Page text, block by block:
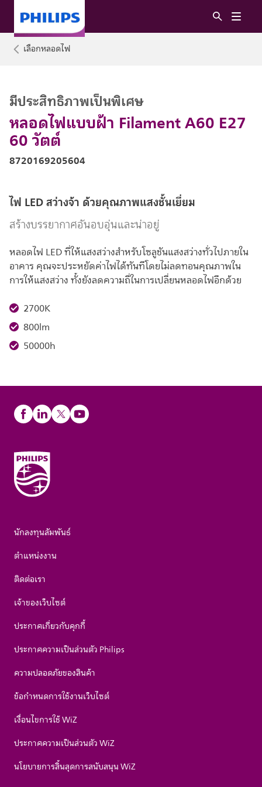
เลือกหลอดไฟ
หลอดไฟแบบฝ้า Filament A60 E27
60 วัตต์
มีประสิทธิภาพเป็นพิเศษ
8720169205604
ไฟ LED สว่างจ้า ด้วยคุณภาพแสงชั้นเยี่ยม
สร้างบรรยากาศอันอบอุ่นและน่าอยู่
หลอดไฟ LED ที่ให้แสงสว่างสำหรับโซลูชันแสงสว่างทั่วไปภายใน
อาคาร คุณจะประหยัดค่าไฟได้ทันทีโดยไม่ลดทอนคุณภาพใน
การให้แสงสว่าง ทั้งยังลดความถี่ในการเปลี่ยนหลอดไฟอีกด้วย
2700K
800lm
50000h
นักลงทุนสัมพันธ์
ตำแหน่งงาน
ติดต่อเรา
เจ้าของเว็บไซต์
ประกาศเกี่ยวกับคุกกี้
ประกาศความเป็นส่วนตัว Philips
ความปลอดภัยของสินค้า
ข้อกำหนดการใช้งานเว็บไซต์
เงื่อนไขการใช้ WiZ
ประกาศความเป็นส่วนตัว WiZ
นโยบายการสิ้นสุดการสนับสนุน WiZ